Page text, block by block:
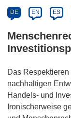
DE EN ES
Das
nachhaltigen
Handels- und
Ironischerweise